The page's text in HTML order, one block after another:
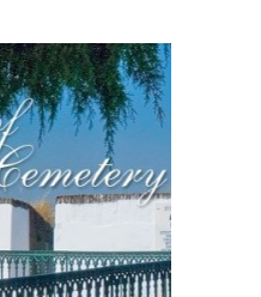
READING
19 MAYO 1812